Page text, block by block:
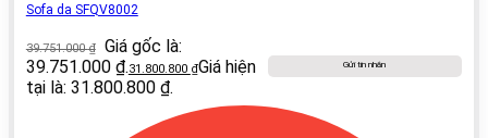
Sofa da SFQV8002
39.751.000₫
Giá gốc là:
39.751.000 ₫.31.800.800 ₫Giá hiện
tại là: 31.800.800 ₫.
Gửi tin nhắn